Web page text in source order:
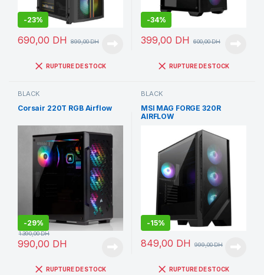
-23%
690,00 DH 899,00DH
RUPTURE DE STOCK
-34%
399,00 DH 600,00DH
RUPTURE DE STOCK
BLACK
Corsair 220T RGB Airflow
-29%
990,00 DH
1.390,00DH
RUPTURE DE STOCK
BLACK
MSI MAG FORGE 320R
AIRFLOW
-15%
849,00 DH 999,00DH
RUPTURE DE STOCK